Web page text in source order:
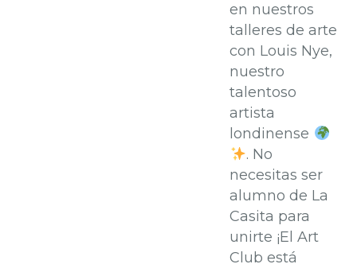
en nuestros
talleres de arte
con Louis Nye,
nuestro
talentoso
artista
londinense
. No
necesitas ser
alumno de La
Casita para
unirte ¡El Art
Club está